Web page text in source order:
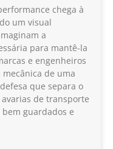
chega à
um visual
a
para mantê-la
e engenheiros
de uma
que separa o
de transporte
guardados e